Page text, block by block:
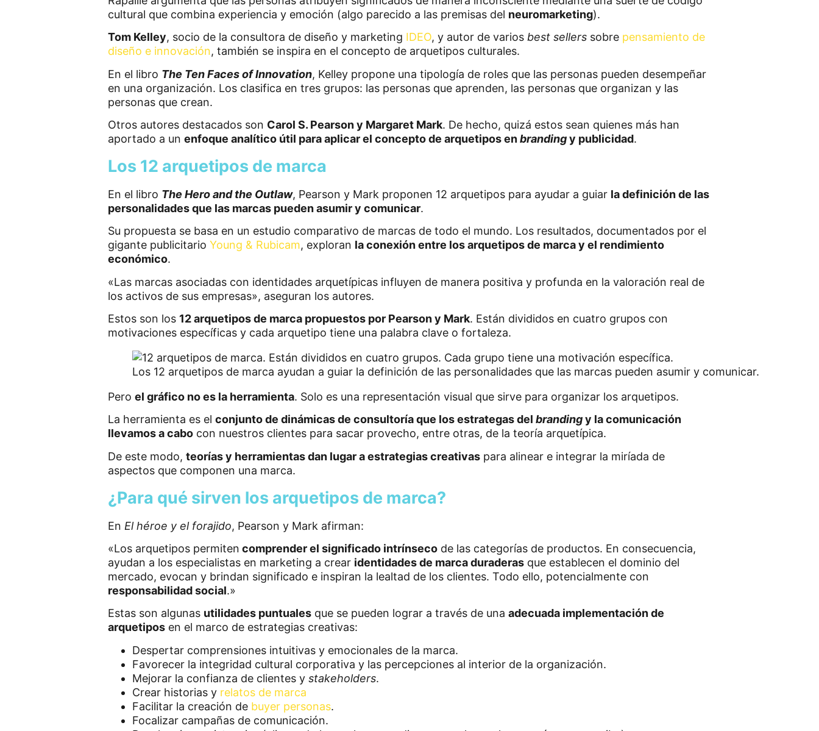
cultural que combina experiencia y emoción (algo parecido a las premisas del neuromarketing).
Tom Kelley, socio de la consultora de diseño y marketing IDEO, y autor de varios best sellers sobre pensamiento de
diseño e innovación, también se inspira en el concepto de arquetipos culturales.
En el libro The Ten Faces of Innovation, Kelley propone una tipología de roles que las personas pueden desempeñar
en una organización. Los clasifica en tres grupos: las personas que aprenden, las personas que organizan y las
personas que crean.
Otros autores destacados son Carol S. Pearson y Margaret Mark. De hecho, quizá estos sean quienes más han
aportado a un enfoque analítico útil para aplicar el concepto de arquetipos enbrandingy publicidad.
Los 12 arquetipos de marca
En el libro The Hero and the Outlaw, Pearson y Mark proponen 12 arquetipos para ayudar a guiar la definición de las
personalidades que las marcas pueden asumir y comunicar.
Su propuesta se basa en un estudio comparativo de marcas de todo el mundo. Los resultados, documentados por el
gigante publicitario Young & Rubicam, exploran la conexión entre los arquetipos de marca y el rendimiento
económico.
«Las marcas asociadas con identidades arquetípicas influyen de manera positiva y profunda en la valoración real de
los activos de sus empresas», aseguran los autores.
Estos son los 12 arquetipos de marca propuestos por Pearson y Mark. Están divididos en cuatro grupos con
motivaciones específicas y cada arquetipo tiene una palabra clave o fortaleza.
Los 12 arquetipos de marca ayudan a guiar la definición de las personalidades que las marcas pueden asumir y comunicar.
Pero el gráfico no es la herramienta. Solo es una representación visual que sirve para organizar los arquetipos.
La herramienta es el conjunto de dinámicas de consultoría que los estrategas del brandingy la comunicación
llevamos a cabo con nuestros clientes para sacar provecho, entre otras, de la teoría arquetípica.
De este modo, teorías y herramientas dan lugar a estrategias creativas para alinear e integrar la miríada de
aspectos que componen una marca.
¿Para qué sirven los arquetipos de marca?
En El héroe y el forajido, Pearson y Mark afirman:
«Los arquetipos permiten comprender el significado intrínseco de las categorías de productos. En consecuencia,
ayudan a los especialistas en marketing a crear identidades de marca duraderas que establecen el dominio del
mercado, evocan y brindan significado e inspiran la lealtad de los clientes. Todo ello, potencialmente con
responsabilidad social.»
Estas son algunas utilidades puntuales que se pueden lograr a través de una adecuada implementación de
arquetipos en el marco de estrategias creativas:
Despertar comprensiones intuitivas y emocionales de la marca.
Favorecer la integridad cultural corporativa y las percepciones al interior de la organización.
Mejorar la confianza de clientes y stakeholders.
Crear historias y relatos de marca
Facilitar la creación de buyer personas.
Focalizar campañas de comunicación.